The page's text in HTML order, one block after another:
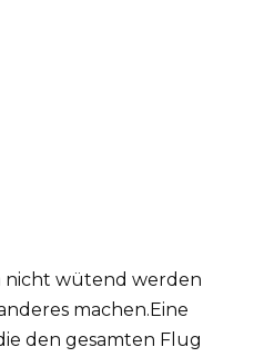
nicht wütend werden
machen.Eine
den gesamten Flug